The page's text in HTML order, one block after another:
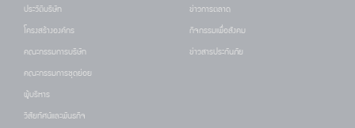
ประวัติบริษัท
โครงสร้างองค์กร
คณะกรรมการบริษัท
คณะกรรมการชุดย่อย
ผู้บริหาร
วิสัยทัศน์และพันธกิจ
ข่าวการตลาด
กิจกรรมเพื่อสังคม
ข่าวสารประกันภัย